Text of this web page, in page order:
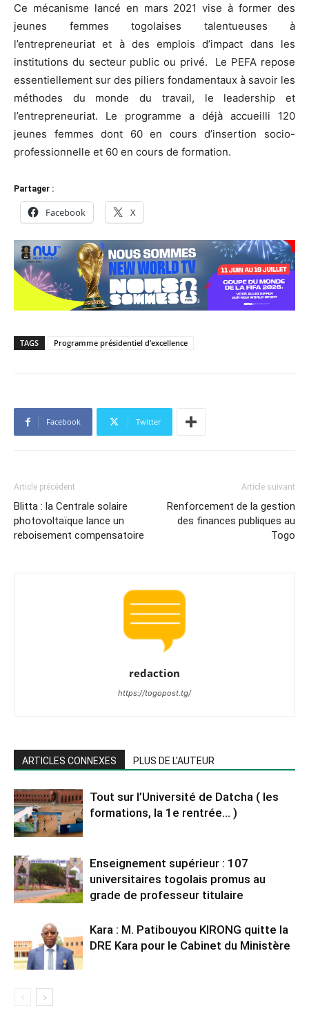
Ce mécanisme lancé en mars 2021 vise à former des
jeunes femmes togolaises talentueuses à
l’entrepreneuriat et à des emplois d’impact dans les
institutions du secteur public ou privé. Le PEFA repose
essentiellement sur des piliers fondamentaux à savoir les
méthodes du monde du travail, le leadership et
l’entrepreneuriat. Le programme a déjà accueilli 120
jeunes femmes dont 60 en cours d’insertion socio-
professionnelle et 60 en cours de formation.
Partager :
Facebook X
TAGS Programme présidentiel d’excellence
Facebook Twitter
Article précédent
Blitta : la Centrale solaire
photovoltaïque lance un
reboisement compensatoire
Article suivant
Renforcement de la gestion
des finances publiques au
Togo
redaction
https://togopost.tg/
ARTICLES CONNEXES PLUS DE L'AUTEUR
Tout sur l’Université de Datcha ( les
formations, la 1e rentrée… )
Enseignement supérieur : 107
universitaires togolais promus au
grade de professeur titulaire
Kara : M. Patibouyou KIRONG quitte la
DRE Kara pour le Cabinet du Ministère